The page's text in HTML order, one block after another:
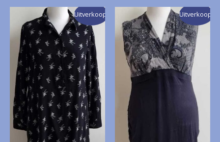
Uitverkoop! Uitverkoop!